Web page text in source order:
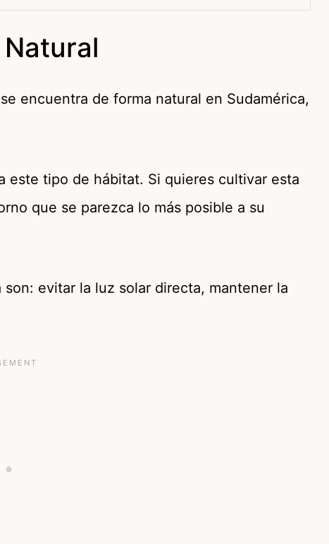
encuentra de forma natural en Sudamérica,
este tipo de hábitat. Si quieres cultivar esta
que se parezca lo más posible a su
evitar la luz solar directa, mantener la